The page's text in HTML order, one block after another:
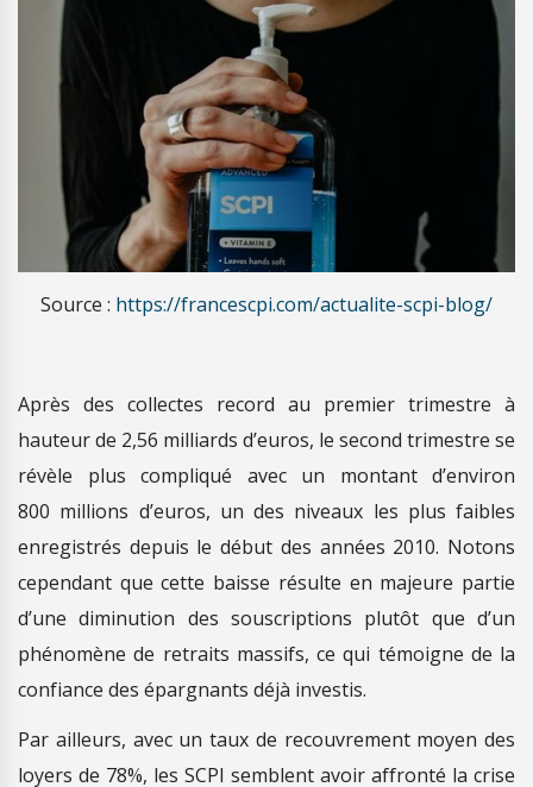
Source : https://francescpi.com/actualite-scpi-blog/
Après des collectes record au premier trimestre à
hauteur de 2,56 milliards d’euros, le second trimestre se
révèle plus compliqué avec un montant d’environ
800 millions d’euros, un des niveaux les plus faibles
enregistrés depuis le début des années 2010. Notons
cependant que cette baisse résulte en majeure partie
d’une diminution des souscriptions plutôt que d’un
phénomène de retraits massifs, ce qui témoigne de la
confiance des épargnants déjà investis.
Par ailleurs, avec un taux de recouvrement moyen des
loyers de 78%, les SCPI semblent avoir affronté la crise